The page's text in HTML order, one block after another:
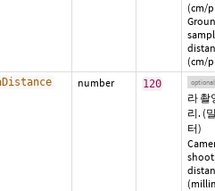
(cm/
(cm/
number 120 optional
라 촬
리. (
터)